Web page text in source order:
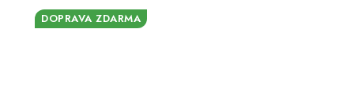
DOPRAVA ZDARMA